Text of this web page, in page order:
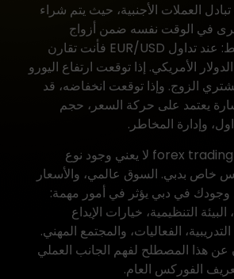
العملات الأجنبية، حيث يتم شراء
في الوقت نفسه ضمن أزواج
العملات. مثال بسيط: عند تداول EUR/USD فأنت تقارن
الأمريكي. إذا توقعت ارتفاع اليورو
الزوج. وإذا توقعت انخفاضه، قد
يعتمد على حركة السعر، حجم
وإدارة المخاطر.
forex لا يعني وجود نوع
خاص بدبي. السوق عالمي، والأسعار
وجودك في دبي يؤثر في أمور مهمة:
التنظيمية، خيارات الإيداع
الفعاليات، والمجتمع المهني.
هذا المصطلح لفهم الجانب العملي
الفوركس العام.